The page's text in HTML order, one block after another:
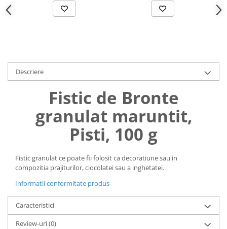
Organizare si depozitare
Cutii depozitare
Cosuri de gunoi
Carucioare pentru cumparaturi
Baterii, acumulatori si
incarcatoare
Consumabile sanitare
Uniforme medicale de unica
Descriere
Fistic de Bronte
granulat maruntit,
Pisti, 100 g
Fistic granulat ce poate fii folosit ca decoratiune sau in
compozitia prajiturilor, ciocolatei sau a inghetatei.
Informatii conformitate produs
Caracteristici
Review-uri(0)